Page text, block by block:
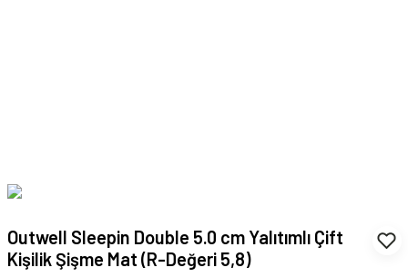
Outwell Sleepin Double 5.0 cm Yalıtımlı Çift
Kişilik Şişme Mat (R-Değeri 5,8)